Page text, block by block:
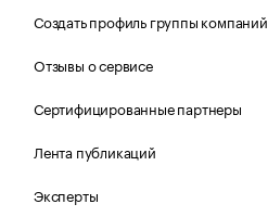
Создать профиль группы компаний
Отзывы о сервисе
Сертифицированные партнеры
Лента публикаций
Эксперты